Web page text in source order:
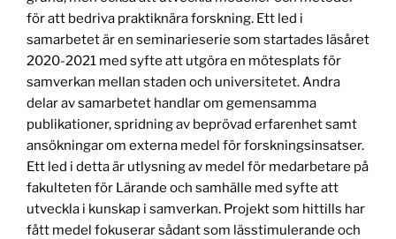
för att bedriva praktiknära forskning. Ett led i
samarbetet är en seminarieserie som startades läsåret
2020-2021 med syfte att utgöra en mötesplats för
samverkan mellan staden och universitetet. Andra
delar av samarbetet handlar om gemensamma
publikationer, spridning av beprövad erfarenhet samt
ansökningar om externa medel för forskningsinsatser.
Ett led i detta är utlysning av medel för medarbetare på
fakulteten för Lärande och samhälle med syfte att
utveckla i kunskap i samverkan. Projekt som hittills har
fått medel fokuserar sådant som lässtimulerande och